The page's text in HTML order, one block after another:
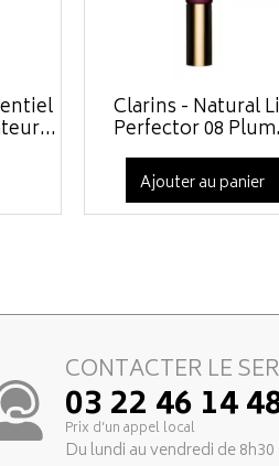
Clarins - Natural
Perfector 08
Ajouter au panier
CONTACTER LE
03 22 46 14
Prix d’un appel local
Du lundi au vendredi de 8h30